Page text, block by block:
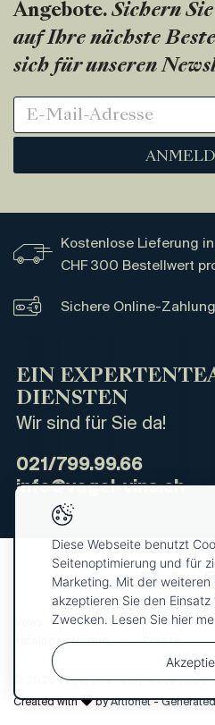
Angebote. Sichern
auf Ihre nächste
sich für unseren
Kostenlose Lieferung
CHF 300 Bestellwert
Sichere Online-Zahlung
EIN
DIENSTEN
Wir sind für Sie da!
021/799.99.66
info@vogel-vins.ch
Über uns
Katalog anfragen
Presse
© 2026 Vogel Vins. Alle Rechte
Created with
byArtionet-
Diese Webseite benutzt
Seitenoptimierung und für
Marketing. Mit der
akzeptieren Sie den
Zwecken. Lesen Sie hier